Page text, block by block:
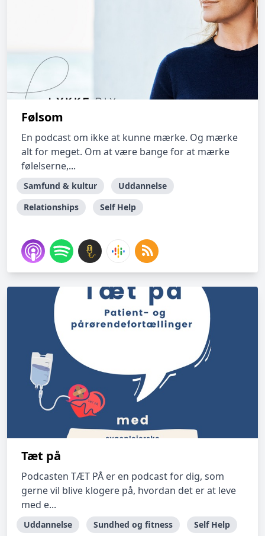
Følsom
En podcast om ikke at kunne mærke. Og mærke
alt for meget. Om at være bange for at mærke
følelserne,...
Samfund & kultur
Uddannelse
Relationships
Self Help
Tæt på
Podcasten TÆT PÅ er en podcast for dig, som
gerne vil blive klogere på, hvordan det er at leve
med e...
Uddannelse Sundhed og fitness Self Help